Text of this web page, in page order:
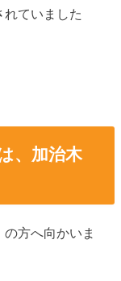
ていました
、加治木
方へ向かいま